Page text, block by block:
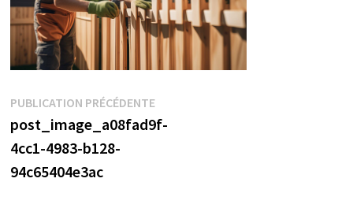
Navigation
de
l’article
PUBLICATION PRÉCÉDENTEPublication
précédente :
post_image_a08fad9f-
4cc1-4983-b128-
94c65404e3ac